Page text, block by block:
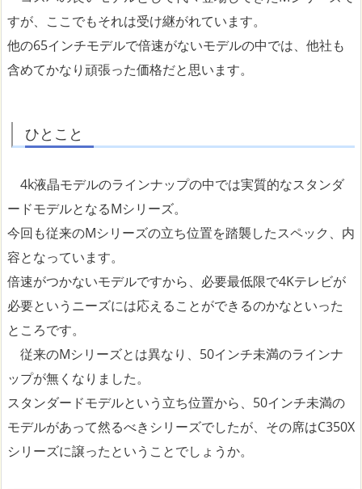
すが、ここでもそれは受け継がれています。
他の65インチモデルで倍速がないモデルの中では、他社も
含めてかなり頑張った価格だと思います。
ひとこと
4k液晶モデルのラインナップの中では実質的なスタンダ
ードモデルとなるMシリーズ。
今回も従来のMシリーズの立ち位置を踏襲したスペック、内
容となっています。
倍速がつかないモデルですから、必要最低限で4Kテレビが
必要というニーズには応えることができるのかなといった
ところです。
従来のMシリーズとは異なり、50インチ未満のラインナ
ップが無くなりました。
スタンダードモデルという立ち位置から、50インチ未満の
モデルがあって然るべきシリーズでしたが、その席はC350X
シリーズに譲ったということでしょうか。